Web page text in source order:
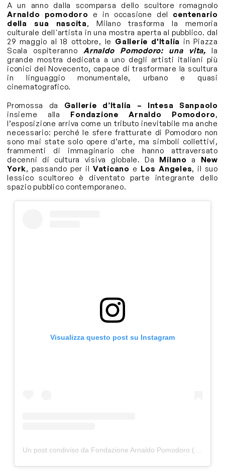
A un anno dalla scomparsa dello scultore romagnolo
Arnaldo pomodoro e in occasione del centenario
della sua nascita, Milano trasforma la memoria
culturale dell'artista in una mostra aperta al pubblico. dal
29 maggio al 18 ottobre, le Gallerie d'Italia in Piazza
Scala ospiterannoArnaldo Pomodoro: una vita,la
grande mostra dedicata a uno degli artisti italiani più
iconici del Novecento, capace di trasformare la scultura
in linguaggio monumentale, urbano e quasi
cinematografico.
Promossa da Gallerie d’Italia – Intesa Sanpaolo
insieme alla Fondazione Arnaldo Pomodoro,
l’esposizione arriva come un tributo inevitabile ma anche
necessario: perché le sfere fratturate di Pomodoro non
sono mai state solo opere d’arte, ma simboli collettivi,
frammenti di immaginario che hanno attraversato
decenni di cultura visiva globale. Da Milano a New
York, passando per il Vaticano e Los Angeles, il suo
lessico scultoreo è diventato parte integrante dello
spazio pubblico contemporaneo.
Visualizza questo post su Instagram